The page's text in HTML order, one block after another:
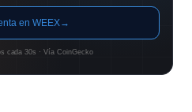
en WEEX→
cada 30s · Vía CoinGecko